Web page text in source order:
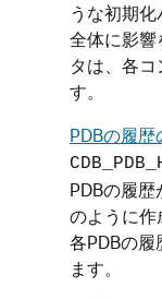
うな初期
全体に影響
タは、各
す。
PDBの履歴
PDBの履
のように
各PDBの
ます。